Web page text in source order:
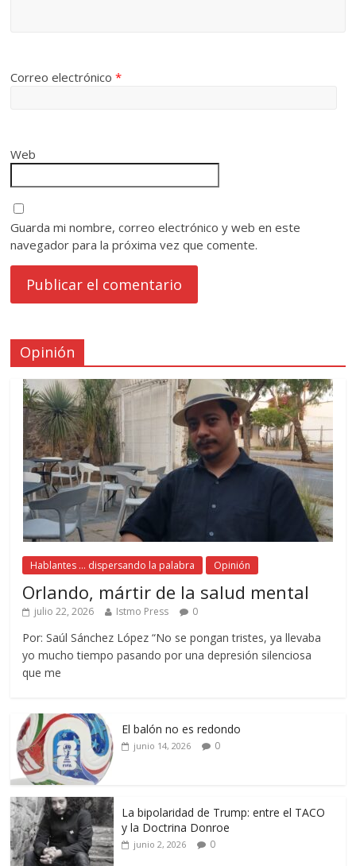
Correo electrónico*
Web
Guarda mi nombre, correo electrónico y web en este
navegador para la próxima vez que comente.
Opinión
Hablantes ... dispersando la palabra Opinión
Orlando, mártir de la salud mental
julio 22, 2026 Istmo Press 0
Por: Saúl Sánchez López “No se pongan tristes, ya llevaba
yo mucho tiempo pasando por una depresión silenciosa
que me
El balón no es redondo
junio 14, 2026 0
La bipolaridad de Trump: entre el TACO
y la Doctrina Donroe
junio 2, 2026 0